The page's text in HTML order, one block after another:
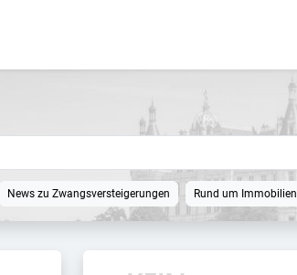
News zu Zwangsversteigerungen Rund um Immobilien